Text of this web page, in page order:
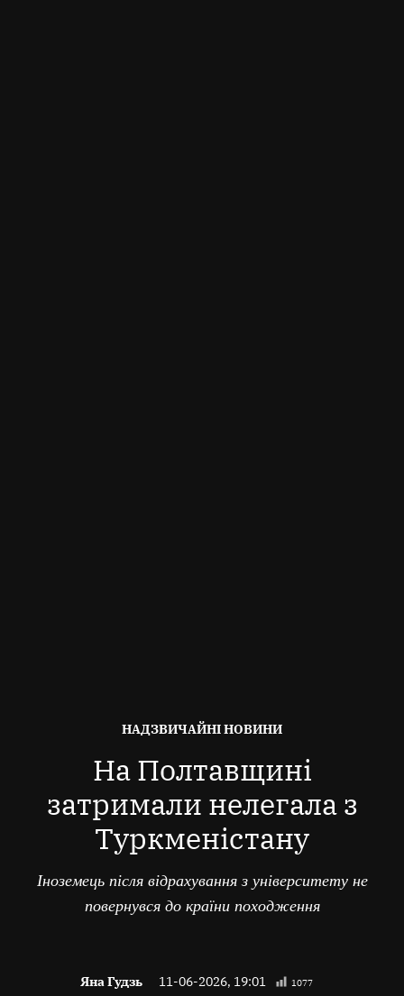
ОПУБЛІКОВАНО
НАДЗВИЧАЙНІ НОВИНИ
На Полтавщині
затримали нелегала з
Туркменістану
Іноземець після відрахування з університету не
повернувся до країни походження
Яна Гудзь 11-06-2026, 19:01 1077